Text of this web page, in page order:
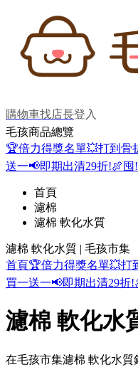
購物車找店長登入
毛孩商品總覽
🏆倍力得獎名單💥打到骨
送一📢即期出清29折!🍖囤
首頁
濾棉
濾棉 軟化水質
濾棉 軟化水質 | 毛孩市集
首頁🏆倍力得獎名單💥打
買一送一📢即期出清29折!
濾棉 軟化水
在毛孩市集濾棉 軟化水